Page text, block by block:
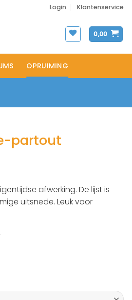
Login Klantenservice
0,00
OPRUIMING
partout
afwerking. De lijst is
uitsnede. Leuk voor